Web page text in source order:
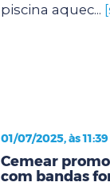
piscina aquec...
01/07/2025, às 11:39
Cemear
com bandas